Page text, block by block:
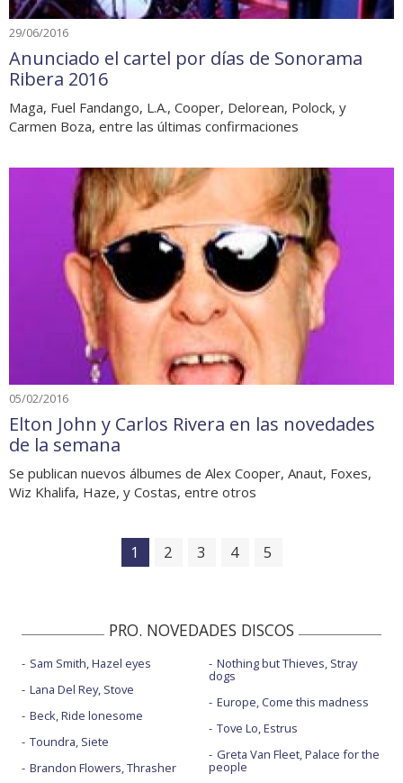
29/06/2016
Anunciado el cartel por días de Sonorama
Ribera 2016
Maga, Fuel Fandango, L.A., Cooper, Delorean, Polock, y
Carmen Boza, entre las últimas confirmaciones
05/02/2016
Elton John y Carlos Rivera en las novedades
de la semana
Se publican nuevos álbumes de Alex Cooper, Anaut, Foxes,
Wiz Khalifa, Haze, y Costas, entre otros
1 2 3 4 5
PRO. NOVEDADES DISCOS
Sam Smith, Hazel eyes
Lana Del Rey, Stove
Beck, Ride lonesome
Toundra, Siete
Brandon Flowers, Thrasher
Nothing but Thieves, Stray
dogs
Europe, Come this madness
Tove Lo, Estrus
Greta Van Fleet, Palace for the
people